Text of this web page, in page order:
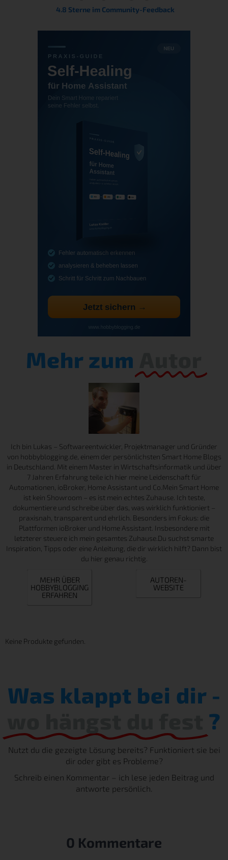
4.8 Sterne im Community-Feedback
Mehr zum
Ich bin Lukas – Softwareentwickler, Projektmanager und Gründer
von hobbyblogging.de, einem der persönlichsten Smart Home Blogs
in Deutschland. Mit einem Master in Wirtschaftsinformatik und über
7 Jahren Erfahrung teile ich hier meine Leidenschaft für
Automationen, ioBroker, Home Assistant und Co.Mein Smart Home
ist kein Showroom – es ist mein echtes Zuhause. Ich teste,
dokumentiere und schreibe über das, was wirklich funktioniert –
praxisnah, transparent und ehrlich. Besonders im Fokus: die
Plattformen ioBroker und Home Assistant. Insbesondere mit
letzterer steuere ich mein gesamtes Zuhause.Du suchst smarte
Inspiration, Tipps oder eine Anleitung, die dir wirklich hilft? Dann bist
du hier genau richtig.
MEHR ÜBER
HOBBYBLOGGING
ERFAHREN
AUTOREN-
WEBSITE
Keine Produkte gefunden.
Was klappt bei dir -
?
Nutzt du die gezeigte Lösung bereits? Funktioniert sie bei
dir oder gibt es Probleme?
Schreib einen Kommentar – ich lese jeden Beitrag und
antworte persönlich.
0 Kommentare